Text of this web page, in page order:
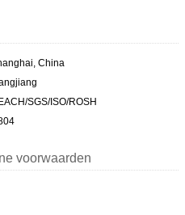
China
SGS/ISO/ROSH
voorwaarden